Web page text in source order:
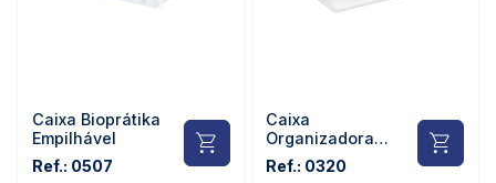
Caixa Bioprátika
Empilhável
Ref.: 0507
Caixa
Organizadora
Bioprátika com
Tampa
Ref.: 0320